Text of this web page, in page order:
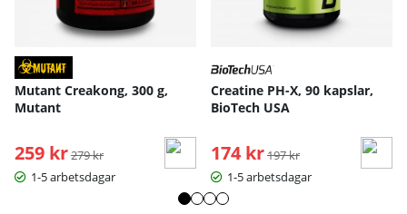
Mutant Creakong, 300 g,
Mutant
259 kr Ordinarie pris:
279 kr
1-5 arbetsdagar
Creatine PH-X, 90 kapslar,
BioTech USA
174 kr Ordinarie pris:
197 kr
1-5 arbetsdagar